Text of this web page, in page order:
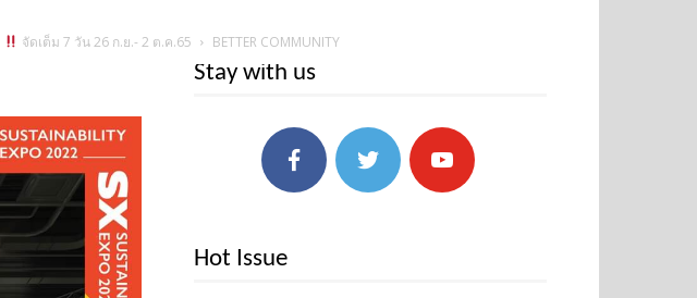
จัดเต็ม 7 วัน 26 ก.ย.- 2 ต.ค.65 BETTER COMMUNITY
Stay with us
Hot Issue